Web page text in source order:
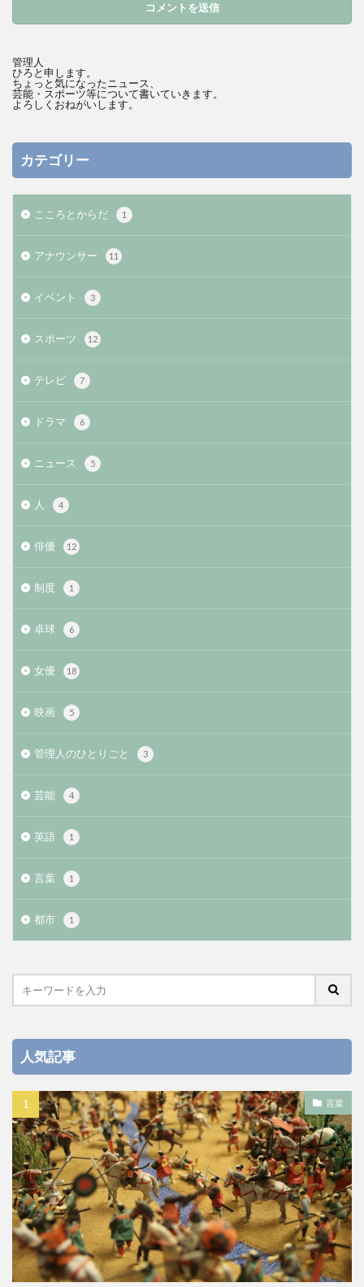
管理人
ひろと申します。
ちょっと気になったニュース、
芸能・スポーツ等について書いていきます。
よろしくおねがいします。
カテゴリー
こころとからだ 1
アナウンサー 11
イベント 3
スポーツ 12
テレビ 7
ドラマ 6
ニュース 5
人 4
俳優 12
制度 1
卓球 6
女優 18
映画 5
管理人のひとりごと 3
芸能 4
英語 1
言葉 1
都市 1
人気記事
言葉